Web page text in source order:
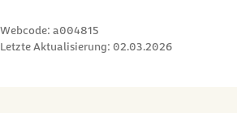
Webcode: a004815
Letzte Aktualisierung: 02.03.2026